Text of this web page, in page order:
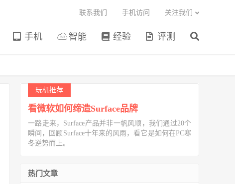
手机 智能 经验 评测
联系我们 手机访问 关注我们
玩机推荐
看微软如何缔造Surface品牌
一路走来，Surface产品并非一帆风顺，我们通过20个
瞬间，回顾Surface十年来的风雨，看它是如何在PC寒
冬逆势而上。
热门文章